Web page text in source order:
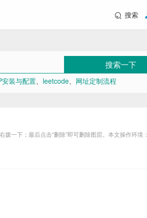
搜索
搜索一下
装与配置、 leetcode、 网址定制流程
一下；最后点击“删除”即可删除图层。本文操作环境：